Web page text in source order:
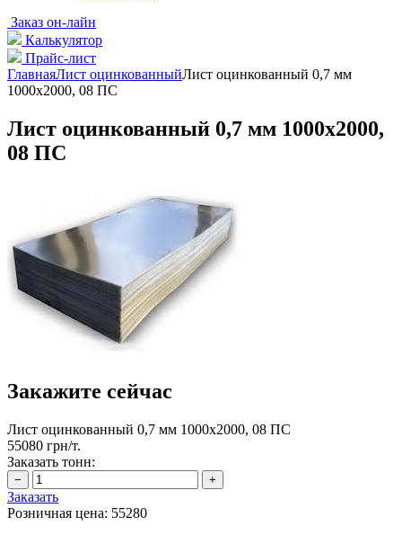
Заказ он-лайн
Калькулятор
Прайс-лист
ГлавнаяЛист оцинкованныйЛист оцинкованный 0,7 мм
1000х2000, 08 ПС
Лист оцинкованный 0,7 мм 1000х2000,
08 ПС
Закажите сейчас
Лист оцинкованный 0,7 мм 1000х2000, 08 ПС
55080 грн/т.
Заказать тонн:
Заказать
Розничная цена: 55280